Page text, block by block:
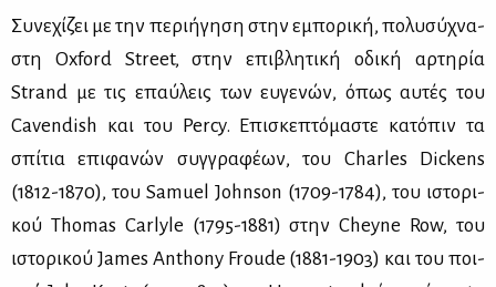
Συ­νε­χί­ζει με την πε­ρι­ή­γη­ση στην εμπο­ρι­κή, πο­λυ­σύ­χνα­
στη Oxford Street, στην επι­βλη­τι­κή οδι­κή αρ­τη­ρία
Strand με τις επαύ­λεις των ευ­γε­νών, όπως αυ­τές του
Cavendish και του Percy. Επι­σκε­πτό­μα­στε κα­τό­πιν τα
σπί­τια επι­φα­νών συγ­γρα­φέ­ων, του Charles Dickens
(1812-1870), του Samuel Johnson (1709-1784), του ιστο­ρι­
κού Thomas Carlyle (1795-1881) στην Cheyne Row, του
ιστο­ρι­κού James Anthony Froude (1881-1903) και του ποι­